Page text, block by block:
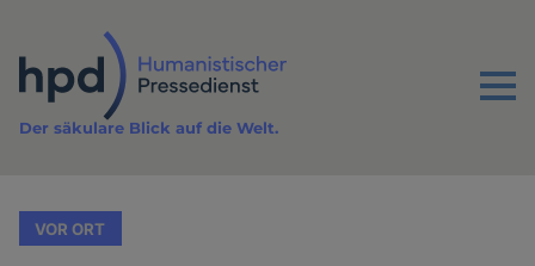
Inhalt
Menu
Der säkulare Blick auf die Welt.
VOR ORT